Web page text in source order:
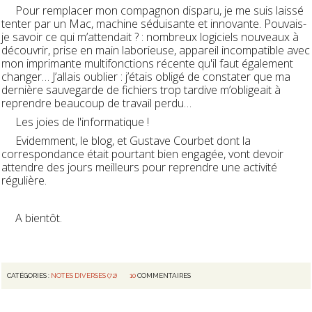
Pour remplacer mon compagnon disparu, je me suis laissé
tenter par un Mac, machine séduisante et innovante. Pouvais-
je savoir ce qui m’attendait ? : nombreux logiciels nouveaux à
découvrir, prise en main laborieuse, appareil incompatible avec
mon imprimante multifonctions récente qu'il faut également
changer… J’allais oublier : j’étais obligé de constater que ma
dernière sauvegarde de fichiers trop tardive m’obligeait à
reprendre beaucoup de travail perdu…
Les joies de l'informatique !
Evidemment, le blog, et Gustave Courbet dont la
correspondance était pourtant bien engagée, vont devoir
attendre des jours meilleurs pour reprendre une activité
régulière.
A bientôt.
CATÉGORIES : NOTES DIVERSES (72) 10 COMMENTAIRES